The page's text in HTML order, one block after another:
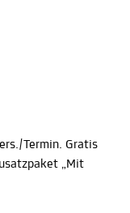
Termin. Gratis
„Mit